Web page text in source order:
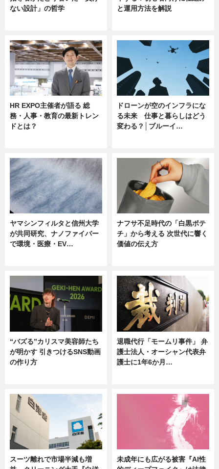
ない設計」の哲学
と運用方法を解説
HR EXPO主催者が語る 総
務・人事・教育の最新トレン
ドとは？
ドローンが空のインフラにな
る未来 仕事と暮らしはどう
変わる？│ブルーイ…
ヤマシンフィルタと信州大学
が共同研究、ナノファイバー
で環境・医療・EV…
ナフサ不足時代の「白黒ポテ
チ」から考える 次世代に響く
価値の伝え方
“バズる”カリスマ美容師たち
が明かす 引きつけるSNS動画
の作り方
退職代行「モームリ事件」 弁
護士法人・オーシャン代表弁
護士に1年6か月…
スーツ離れで市場半減も増
未成年にも広がる被害『AI性